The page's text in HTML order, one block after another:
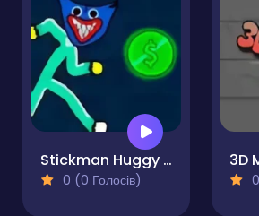
Stickman Huggy 456 Squid
0 (0 Голосів)
3D